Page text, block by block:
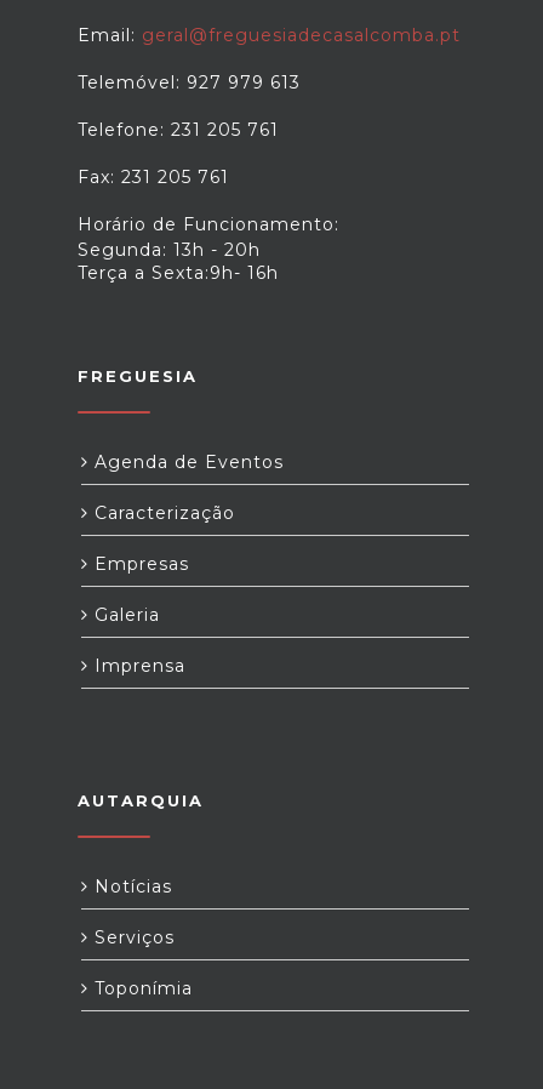
Email: geral@freguesiadecasalcomba.pt
Telemóvel: 927 979 613
Telefone: 231 205 761
Fax: 231 205 761
Horário de Funcionamento:
Segunda: 13h - 20h
Terça a Sexta:9h- 16h
FREGUESIA
Agenda de Eventos
Caracterização
Empresas
Galeria
Imprensa
AUTARQUIA
Notícias
Serviços
Toponímia